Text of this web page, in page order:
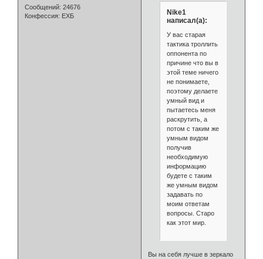
Сообщений: 24676
Конфессия: ЕХБ
Nike1
написал(а):
У вас старая
тактика троллить
оппонента по
причине что вы в
этой теме ничего
не понимаете,
поэтому делаете
умный вид и
пытаетесь меня
раскрутить, а
потом с таким же
умным видом
получив
необходимую
информацию
будете с таким
же умным видом
задавать по
моим ответам
вопросы. Старо
как этот мир.
Вы на себя лучше в зеркало